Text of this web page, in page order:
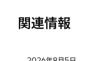
関連情報